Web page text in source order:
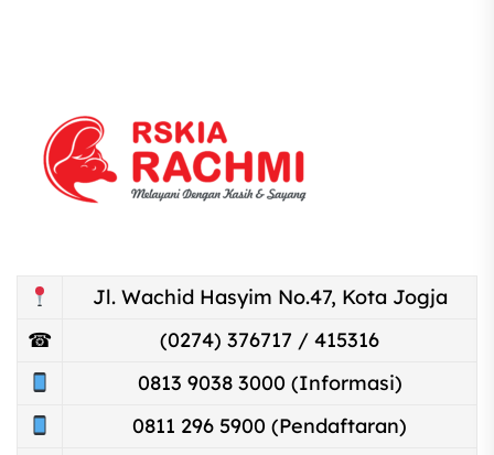
Jl. Wachid Hasyim No.47, Kota Jogja
☎
(0274) 376717 / 415316
0813 9038 3000 (Informasi)
0811 296 5900 (Pendaftaran)